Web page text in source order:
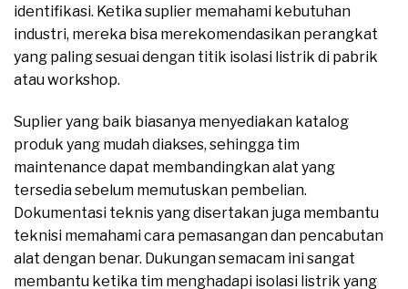
identifikasi. Ketika suplier memahami kebutuhan
industri, mereka bisa merekomendasikan perangkat
yang paling sesuai dengan titik isolasi listrik di pabrik
atau workshop.
Suplier yang baik biasanya menyediakan katalog
produk yang mudah diakses, sehingga tim
maintenance dapat membandingkan alat yang
tersedia sebelum memutuskan pembelian.
Dokumentasi teknis yang disertakan juga membantu
teknisi memahami cara pemasangan dan pencabutan
alat dengan benar. Dukungan semacam ini sangat
membantu ketika tim menghadapi isolasi listrik yang